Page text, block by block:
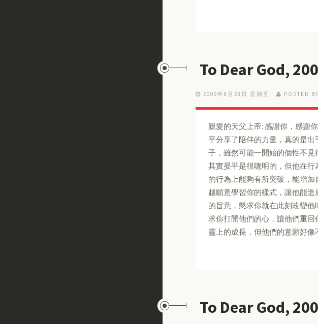
To Dear God,
2009年8月28日 星期五 POSTED
親愛的天父上帝: 感謝你，感謝
平分享了陪伴的力量，真的是
子，雖然可能一開始的個性不
其實晏平是很聰明的，但他在
的行為上能夠有所突破，能增
越願意學習你的樣式，讓他能
的旨意，懇求你就在此刻改變
求你打開他們的心，讓他們重
靈上的成長，但他們的意願好像
To Dear God,